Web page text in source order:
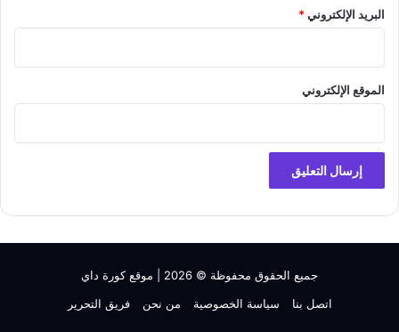
البريد الإلكتروني*
الموقع الإلكتروني
جميع الحقوق محفوظة © 2026 |
موقع كورة داي
اتصل بنا
سياسة الخصوصية من نحن فريق التحرير